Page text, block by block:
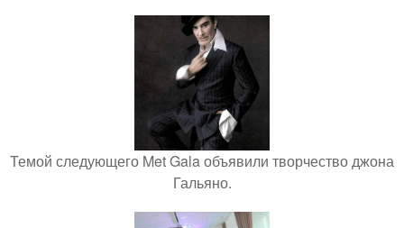
Темой следующего Met Gala объявили творчество джона
Гальяно.